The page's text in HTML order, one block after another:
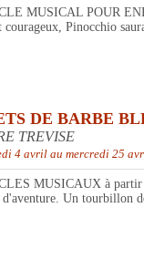
MUSICAL POUR
courageux, Pinocchio
DE BARBE
TREVISE
4 avril au mercredi 25
MUSICAUX à partir
Un tourbillon